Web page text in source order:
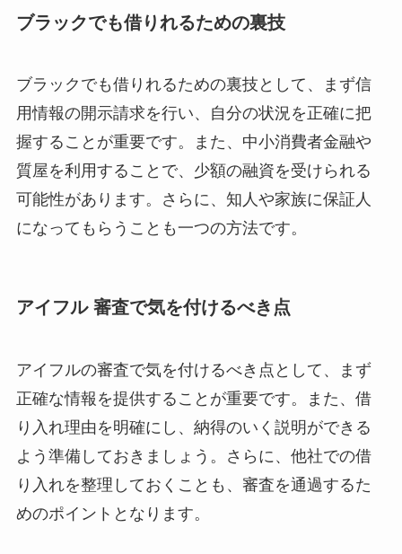
ブラックでも借りれるための裏技
ブラックでも借りれるための裏技として、まず信
用情報の開示請求を行い、自分の状況を正確に把
握することが重要です。また、中小消費者金融や
質屋を利用することで、少額の融資を受けられる
可能性があります。さらに、知人や家族に保証人
になってもらうことも一つの方法です。
アイフル 審査で気を付けるべき点
アイフルの審査で気を付けるべき点として、まず
正確な情報を提供することが重要です。また、借
り入れ理由を明確にし、納得のいく説明ができる
よう準備しておきましょう。さらに、他社での借
り入れを整理しておくことも、審査を通過するた
めのポイントとなります。